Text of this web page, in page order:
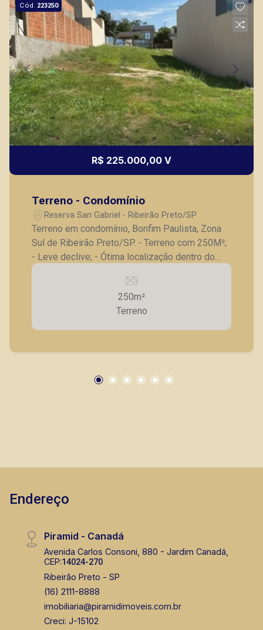
Cód. 223250
R$ 225.000,00 V
Terreno - Condomínio
Reserva San Gabriel - Ribeirão Preto/SP
Terreno em condomínio, Bonfim Paulista, Zona
Sul de Ribeirão Preto/SP. - Terreno com 250M²;
- Leve declive; - Ótima localização dentro do
condomínio, com bastante área verde; -
Condomínio conta com 107 lotes, todos com
energia elétrica subterrânea, salão de festas,
playground, área social com churrasqueira e
forno a lenha, campinho de futebol em com
seus clientes com agilidade e segurança, em
mesmo nos principais lançamentos da cidade
250m²
Terreno
Endereço
Piramid - Canadá
Avenida Carlos Consoni, 880 - Jardim Canadá,
CEP:14024-270
Ribeirão Preto - SP
(16) 2111-8888
imobiliaria@piramidimoveis.com.br
Creci: J-15102